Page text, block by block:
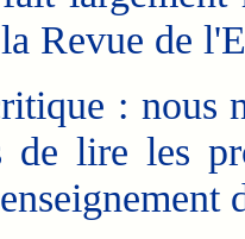
Revue de
: nous
de lire les